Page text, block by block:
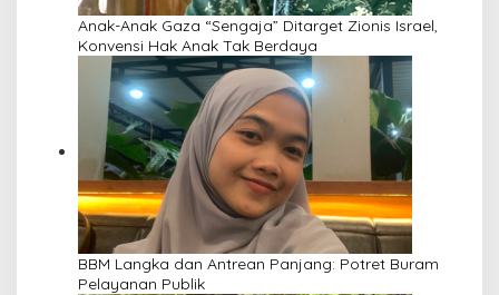
Anak-Anak Gaza “Sengaja” Ditarget Zionis Israel,
Konvensi Hak Anak Tak Berdaya
BBM Langka dan Antrean Panjang: Potret Buram
Pelayanan Publik